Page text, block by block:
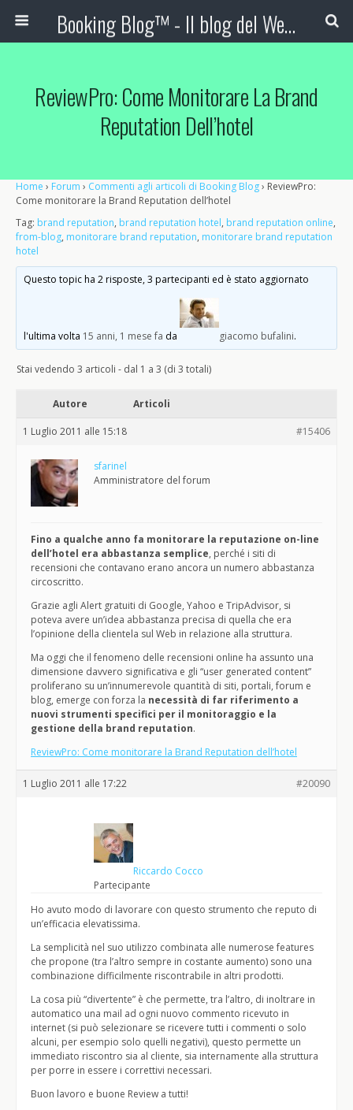
Booking Blog™ - Il blog del Web Marketing Turistico
ReviewPro: Come Monitorare La Brand
Reputation Dell’hotel
Home › Forum › Commenti agli articoli di Booking Blog› ReviewPro:
Come monitorare la Brand Reputation dell’hotel
Tag: brand reputation, brand reputation hotel, brand reputation online,
from-blog, monitorare brand reputation, monitorare brand reputation
hotel
Questo topic ha 2 risposte, 3 partecipanti ed è stato aggiornato
l'ultima volta 15 anni, 1 mese fa da giacomo bufalini.
Stai vedendo 3 articoli - dal 1 a 3 (di 3 totali)
Autore Articoli
1 Luglio 2011 alle 15:18 #15406
sfarinel
Amministratore del forum
Fino a qualche anno fa monitorare la reputazione on-line
dell’hotel era abbastanza semplice, perché i siti di
recensioni che contavano erano ancora un numero abbastanza
circoscritto.
Grazie agli Alert gratuiti di Google, Yahoo e TripAdvisor, si
poteva avere un’idea abbastanza precisa di quella che era
l’opinione della clientela sul Web in relazione alla struttura.
Ma oggi che il fenomeno delle recensioni online ha assunto una
dimensione davvero significativa e gli “user generated content”
proliferano su un’innumerevole quantità di siti, portali, forum e
blog, emerge con forza la necessità di far riferimento a
nuovi strumenti specifici per il monitoraggio e la
gestione della brand reputation.
ReviewPro: Come monitorare la Brand Reputation dell’hotel
1 Luglio 2011 alle 17:22 #20090
Riccardo Cocco
Partecipante
Ho avuto modo di lavorare con questo strumento che reputo di
un’efficacia elevatissima.
La semplicità nel suo utilizzo combinata alle numerose features
che propone (tra l’altro sempre in costante aumento) sono una
combinazione difficilmente riscontrabile in altri prodotti.
La cosa più “divertente” è che permette, tra l’altro, di inoltrare in
automatico una mail ad ogni nuovo commento ricevuto in
internet (si può selezionare se ricevere tutti i commenti o solo
alcuni, per esempio solo quelli negativi), questo permette un
immediato riscontro sia al cliente, sia internamente alla struttura
per porre in essere i correttivi necessari.
Buon lavoro e buone Review a tutti!